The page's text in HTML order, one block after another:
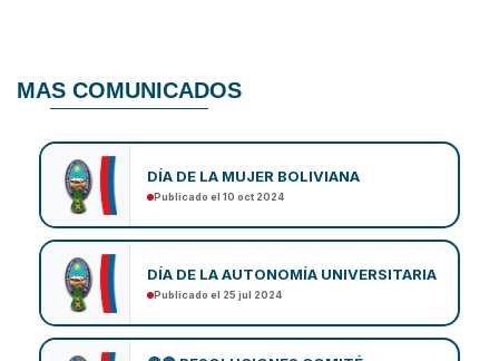
MAS COMUNICADOS
DÍA DE LA MUJER BOLIVIANA
Publicado el 10 oct 2024
DÍA DE LA AUTONOMÍA UNIVERSITARIA
Publicado el 25 jul 2024